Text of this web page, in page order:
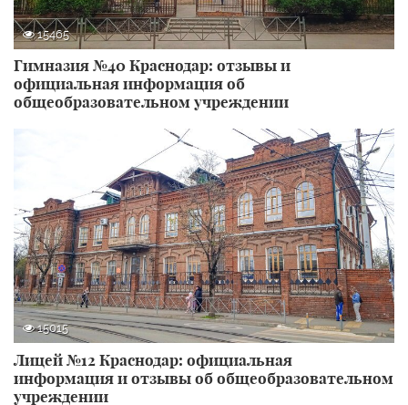
15465
Гимназия №40 Краснодар: отзывы и
официальная информация об
общеобразовательном учреждении
15015
Лицей №12 Краснодар: официальная
информация и отзывы об общеобразовательном
учреждении